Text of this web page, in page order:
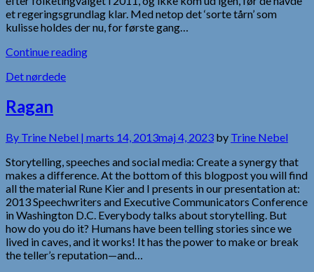
et regeringsgrundlag klar. Med netop det ‘sorte tårn’ som
kulisse holdes der nu, for første gang…
Continue reading
Det nørdede
Ragan
By Trine Nebel | marts 14, 2013maj 4, 2023 by Trine Nebel
Storytelling, speeches and social media: Create a synergy that
makes a difference. At the bottom of this blogpost you will find
all the material Rune Kier and I presents in our presentation at:
2013 Speechwriters and Executive Communicators Conference
in Washington D.C. Everybody talks about storytelling. But
how do you do it? Humans have been telling stories since we
lived in caves, and it works! It has the power to make or break
the teller’s reputation—and…